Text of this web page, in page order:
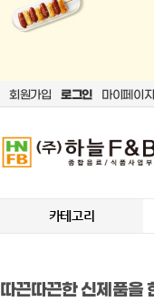
회원가입 로그인 마이페이지
카테고리
따끈따끈한 신제품을